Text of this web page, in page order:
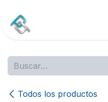
Todos los productos